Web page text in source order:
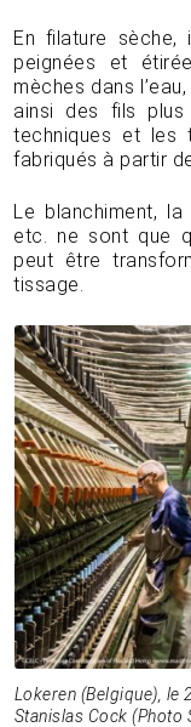
En filature sèche,
peignées et
mèches dans
ainsi des fils
techniques et les
fabriqués à partir
Le blanchiment, la
etc. ne sont que
peut être
tissage.
Lokeren (Belgique), le
Stanislas Cock (Photo